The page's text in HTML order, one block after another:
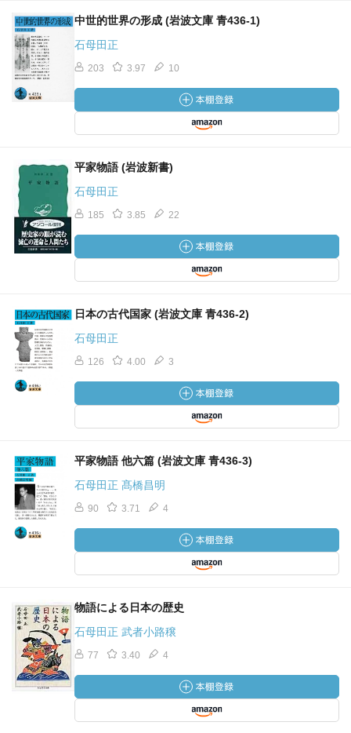
とを知った読書体験だった。
中世的世界の形成 (岩波文庫 青436-1)
石母田正
203 3.97 10
平家物語 (岩波新書)
石母田正
185 3.85 22
日本の古代国家 (岩波文庫 青436-2)
石母田正
126 4.00 3
平家物語 他六篇 (岩波文庫 青436-3)
石母田正 髙橋昌明
90 3.71 4
物語による日本の歴史
石母田正 武者小路穣
77 3.40 4